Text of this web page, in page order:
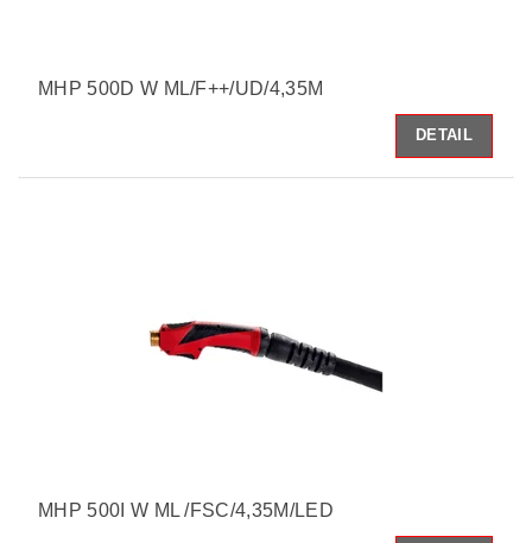
MHP 500D W ML/F++/UD/4,35M
DETAIL
MHP 500I W ML /FSC/4,35M/LED